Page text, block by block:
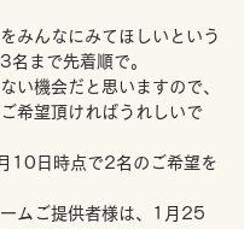
なにみてほしいという
名まで先着順で。
会だと思いますので、
希望頂ければうれしいで
点で2名のご希望を
供者様は、1月25